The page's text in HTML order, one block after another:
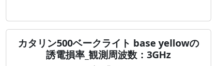
カタリン500ベークライト base yellowの
誘電損率_観測周波数：3GHz